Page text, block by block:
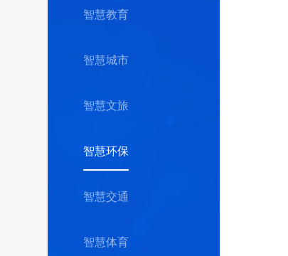
智慧教育
智慧城市
智慧文旅
智慧环保
智慧交通
智慧体育